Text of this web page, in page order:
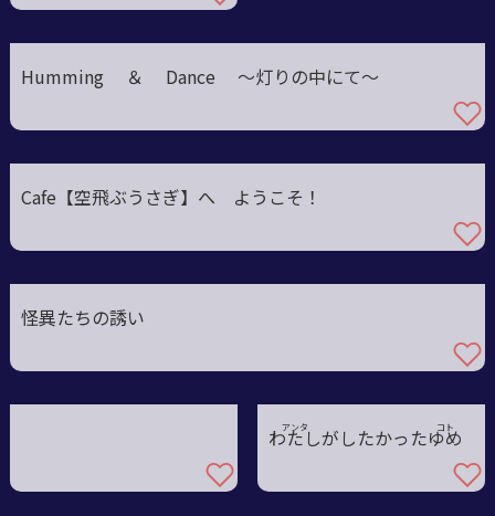
Humming ＆ Dance ～灯りの中にて～
Cafe【空飛ぶうさぎ】へ ようこそ！
怪異たちの誘い
わた
アンタ
しがしたかったゆ
コト
め